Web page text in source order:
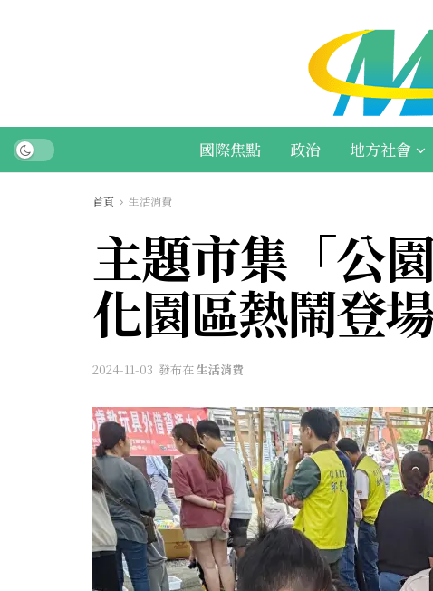
國際焦點 政治 地方社會
首頁 生活消費
主題市集「公
化園區熱鬧登場
2024-11-03 發布在生活消費